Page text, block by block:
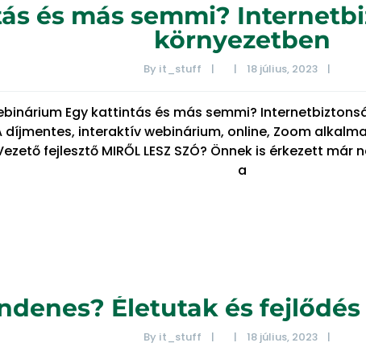
és más semmi?
környezetben
By it_stuff | | 18 július, 2023 |
Egy kattintás és más semmi?
díjmentes, interaktív webinárium, online, Zoom
fejlesztő MIRŐL LESZ SZÓ? Önnek is érkezett
a
Életutak és
By it_stuff | | 18 július, 2023 |